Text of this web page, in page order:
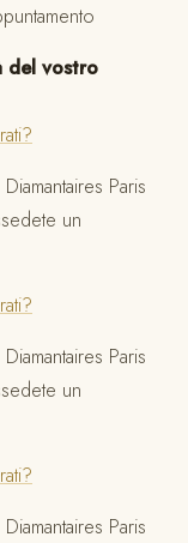
del vostro
Paris
un
Paris
un
Paris